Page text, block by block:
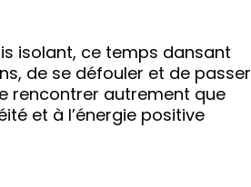
isolant, ce temps dansant
de se défouler et de passer
rencontrer autrement que
et à l’énergie positive